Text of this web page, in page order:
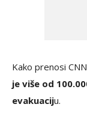
Kako prenosi
je više od
evakuaciju.